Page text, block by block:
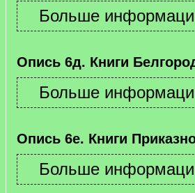
Опись 6д. Книги
Опись 6е. Книги